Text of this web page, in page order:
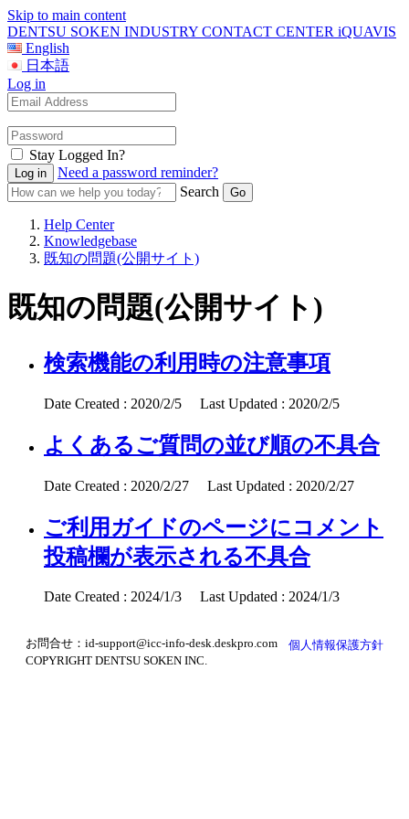
Skip to main content
DENTSU SOKEN INDUSTRY CONTACT CENTER iQUAVIS
English
日本語
Log in
Stay Logged In?
Need a password reminder?
Search
Help Center
Knowledgebase
既知の問題(公開サイト)
既知の問題(公開サイト)
検索機能の利用時の注意事項
Date Created : 2020/2/5 Last Updated : 2020/2/5
よくあるご質問の並び順の不具合
Date Created : 2020/2/27 Last Updated : 2020/2/27
ご利用ガイドのページにコメント
投稿欄が表示される不具合
Date Created : 2024/1/3 Last Updated : 2024/1/3
お問合せ：id-support@icc-info-desk.deskpro.com
COPYRIGHT DENTSU SOKEN INC.
個人情報保護方針